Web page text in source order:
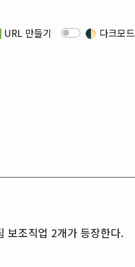
만들기 🌓 다크모드
보조직업 2개가 등장한다.